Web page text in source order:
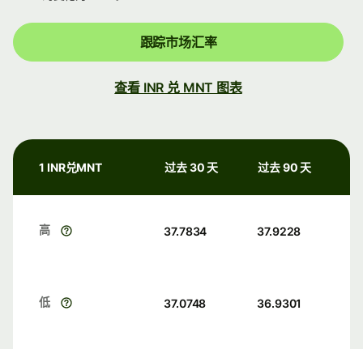
跟踪市场汇率
查看 INR 兑 MNT 图表
1 INR兑MNT 过去 30 天 过去 90 天
高 37.7834 37.9228
低 37.0748 36.9301